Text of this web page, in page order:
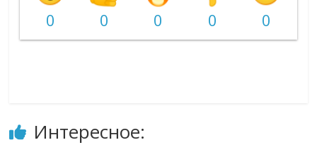
0 0 0 0 0
Интересное: